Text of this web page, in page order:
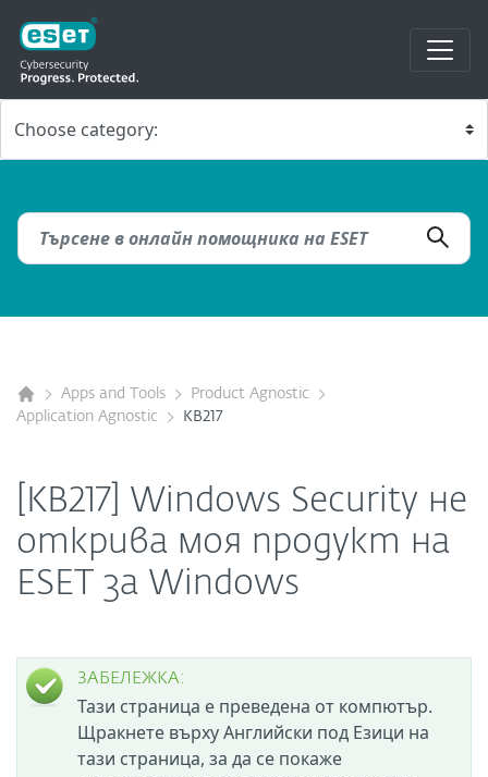
Apps and Tools
Product Agnostic
Application Agnostic
KB217
[KB217] Windows Security не
открива моя продукт на
ESET за Windows
ЗАБЕЛЕЖКА:
Тази страница е преведена от компютър.
Щракнете върху Английски под Езици на
тази страница, за да се покаже